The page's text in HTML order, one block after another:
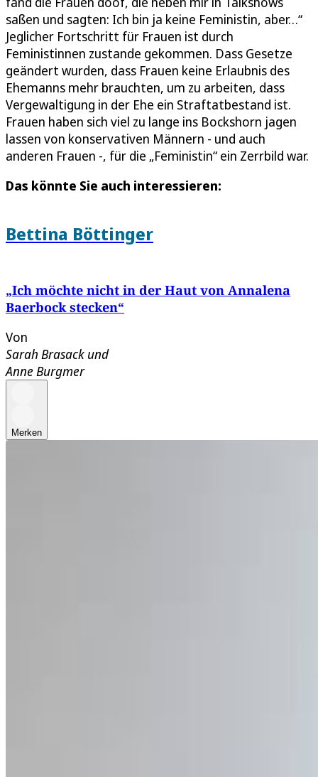
saßen und sagten: Ich bin ja keine Feministin, aber…“
Jeglicher Fortschritt für Frauen ist durch
Feministinnen zustande gekommen. Dass Gesetze
geändert wurden, dass Frauen keine Erlaubnis des
Ehemanns mehr brauchten, um zu arbeiten, dass
Vergewaltigung in der Ehe ein Straftatbestand ist.
Frauen haben sich viel zu lange ins Bockshorn jagen
lassen von konservativen Männern - und auch
anderen Frauen -, für die „Feministin“ ein Zerrbild war.
Das könnte Sie auch interessieren:
Bettina Böttinger
„Ich möchte nicht in der Haut von Annalena
Baerbock stecken“
Von
Sarah Brasack und
Anne Burgmer
Merken